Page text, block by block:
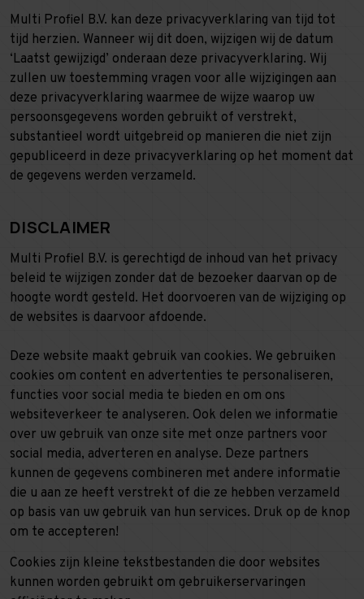
Multi Profiel B.V. kan deze privacyverklaring van tijd tot
tijd herzien. Wanneer wij dit doen, wijzigen wij de datum
‘Laatst gewijzigd’ onderaan deze privacyverklaring. Wij
zullen uw toestemming vragen voor alle wijzigingen aan
deze privacyverklaring waarmee de wijze waarop uw
persoonsgegevens worden gebruikt of verstrekt,
substantieel wordt uitgebreid op manieren die niet zijn
gepubliceerd in deze privacyverklaring op het moment dat
de gegevens werden verzameld.
DISCLAIMER
Multi Profiel B.V. is gerechtigd de inhoud van het privacy
beleid te wijzigen zonder dat de bezoeker daarvan op de
hoogte wordt gesteld. Het doorvoeren van de wijziging op
de websites is daarvoor afdoende.
Deze website maakt gebruik van cookies. We gebruiken
cookies om content en advertenties te personaliseren,
functies voor social media te bieden en om ons
websiteverkeer te analyseren. Ook delen we informatie
over uw gebruik van onze site met onze partners voor
social media, adverteren en analyse. Deze partners
kunnen de gegevens combineren met andere informatie
die u aan ze heeft verstrekt of die ze hebben verzameld
op basis van uw gebruik van hun services. Druk op de knop
om te accepteren!
Cookies zijn kleine tekstbestanden die door websites
kunnen worden gebruikt om gebruikerservaringen